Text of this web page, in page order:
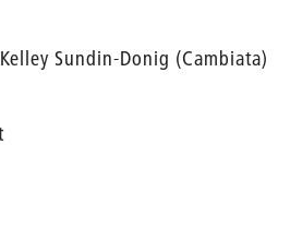
Sundin-Donig (Cambiata)